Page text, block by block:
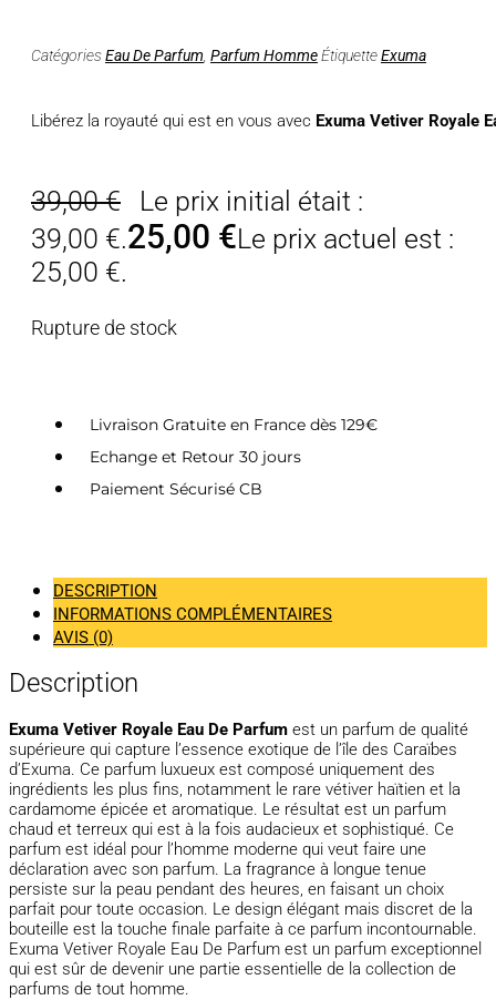
CatégoriesEau De Parfum Parfum HommeÉtiquetteExuma
Libérez la royauté qui est en vous avec Exuma Vetiver Royale
39,00€
Le prix initial était :
39,00 €.25,00 €Le prix actuel est :
25,00 €.
Rupture de stock
Livraison Gratuite en France dès 129€
Echange et Retour 30 jours
Paiement Sécurisé CB
DESCRIPTION
INFORMATIONS COMPLÉMENTAIRES
AVIS (0)
Description
Exuma Vetiver Royale Eau De Parfum est un parfum de qualité
supérieure qui capture l’essence exotique de l’île des Caraïbes
d’Exuma. Ce parfum luxueux est composé uniquement des
ingrédients les plus fins, notamment le rare vétiver haïtien et la
cardamome épicée et aromatique. Le résultat est un parfum
chaud et terreux qui est à la fois audacieux et sophistiqué. Ce
parfum est idéal pour l’homme moderne qui veut faire une
déclaration avec son parfum. La fragrance à longue tenue
persiste sur la peau pendant des heures, en faisant un choix
parfait pour toute occasion. Le design élégant mais discret de la
bouteille est la touche finale parfaite à ce parfum incontournable.
Exuma Vetiver Royale Eau De Parfum est un parfum exceptionnel
qui est sûr de devenir une partie essentielle de la collection de
parfums de tout homme.